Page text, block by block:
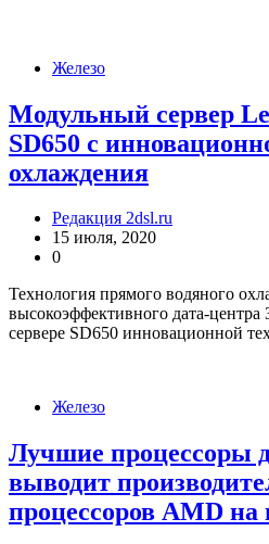
Железо
Модульный сервер
SD650 с
охлаждения
Редакция 2dsl.ru
15 июля, 2020
0
Технология прямого водяного
высокоэффективного дата-центра
сервере SD650 инновационной
Железо
Лучшие процессоры
выводит
процессоров AMD